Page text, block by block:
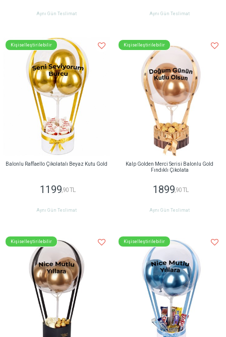
Aynı Gün Teslimat Aynı Gün Teslimat
Kişiselleştirilebilir
Balonlu Raffaello Çikolatalı Beyaz Kutu Gold
1199,90 TL
Aynı Gün Teslimat
Kişiselleştirilebilir
Kalp Golden Merci Serisi Balonlu Gold
Fındıklı Çikolata
1899,90 TL
Aynı Gün Teslimat
Kişiselleştirilebilir Kişiselleştirilebilir